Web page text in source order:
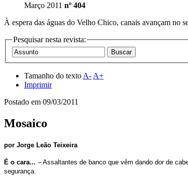
Março 2011 nº 404
À espera das águas do Velho Chico, canais avançam no
Pesquisar nesta revista:
Tamanho do texto A- A+
Imprimir
Postado em 09/03/2011
Mosaico
por Jorge Leão Teixeira
É o cara... – Assaltantes de banco que vêm dando dor de
segurança.